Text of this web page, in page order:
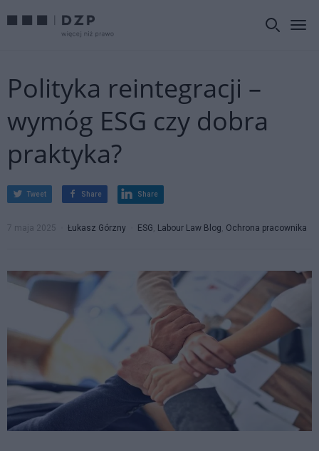
Polityka reintegracji –
wymóg ESG czy dobra
praktyka?
Tweet Share Share
7 maja 2025 Łukasz Górzny ESG, Labour Law Blog, Ochrona pracownika